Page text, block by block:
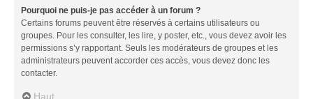
Pourquoi ne puis-je pas accéder à un forum ?
Certains forums peuvent être réservés à certains utilisateurs ou
groupes. Pour les consulter, les lire, y poster, etc., vous devez avoir les
permissions s’y rapportant. Seuls les modérateurs de groupes et les
administrateurs peuvent accorder ces accès, vous devez donc les
contacter.
Haut